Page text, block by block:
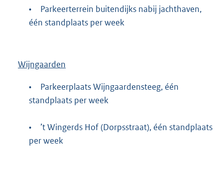
•
Parkeerterrein buitendijks nabij jachthaven,
één standplaats per week
Wijngaarden
•
Parkeerplaats Wijngaardensteeg, één
standplaats per week
•
’t Wingerds Hof (Dorpsstraat), één standplaats
per week